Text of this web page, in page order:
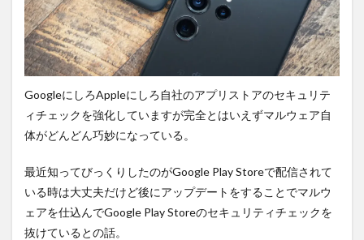
GoogleにしろAppleにしろ自社のアプリストアのセキュリテ
ィチェックを強化していますが完全とはいえずマルウェア自
体がどんどん巧妙になっている。
最近知ってびっくりしたのがGoogle Play Storeで配信されて
いる時は大丈夫だけど後にアップデートをすることでマルウ
ェアを仕込んでGoogle Play Storeのセキュリティチェックを
抜けているとの話。